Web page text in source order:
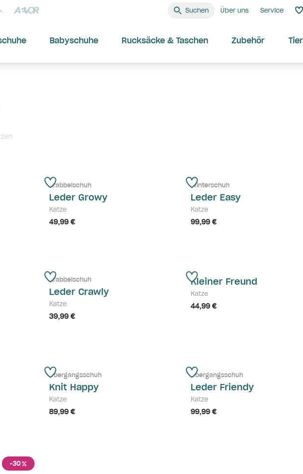
Suchen Über uns Service
Babyschuhe Rucksäcke & Taschen Zubehör
Krabbelschuh
Leder Growy
Katze
49,99 €
Winterschuh
Leder Easy
Katze
99,99 €
Krabbelschuh
Leder Crawly
Katze
39,99 €
Kleiner Freund
Katze
44,99 €
Übergangsschuh
Knit Happy
Katze
89,99 €
Übergangsschuh
Leder Friendy
Katze
99,99 €
-30%